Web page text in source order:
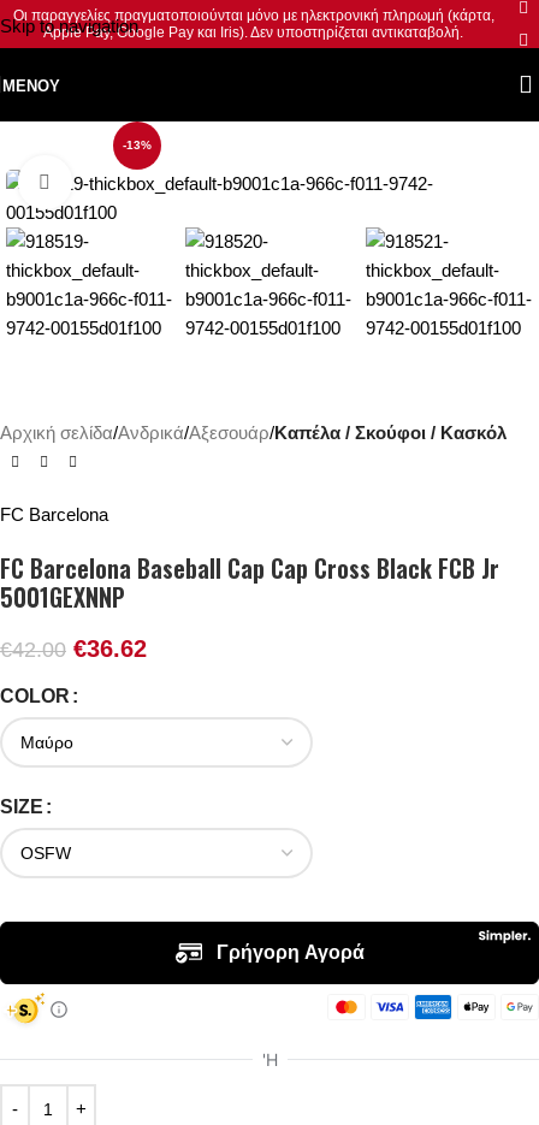
Skip to navigation
Skip to main content
Οι παραγγελίες πραγματοποιούνται μόνο με ηλεκτρονική πληρωμή (κάρτα,
Apple Pay, Google Pay και Iris). Δεν υποστηρίζεται αντικαταβολή.
ΜΕΝΟΎ
-13%
Κλικ για μεγέθυνση
Αρχική σελίδα Ανδρικά Αξεσουάρ Καπέλα / Σκούφοι / Κασκόλ
FC Barcelona
FC Barcelona Baseball Cap Cap Cross Black FCB Jr
5001GEXNNP
€42.00 €36.62
COLOR
SIZE